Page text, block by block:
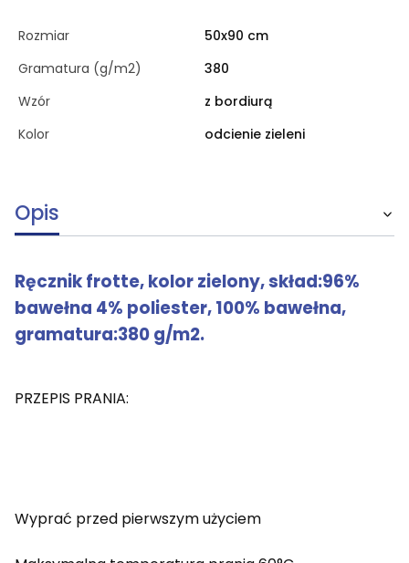
Rozmiar
50x90 cm
Gramatura (g/m2)
380
Wzór
z bordiurą
Kolor
odcienie zieleni
Opis
Ręcznik frotte, kolor zielony, skład:96%
bawełna 4% poliester, 100% bawełna,
gramatura:380 g/m2.
PRZEPIS PRANIA:
Wyprać przed pierwszym użyciem